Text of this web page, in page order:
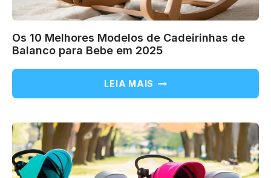
Os 10 Melhores Modelos de Cadeirinhas de
Balanco para Bebe em 2025
LEIA MAIS OS
10
MODELOS
DE
CADEIRINHAS
DE
BALANCO